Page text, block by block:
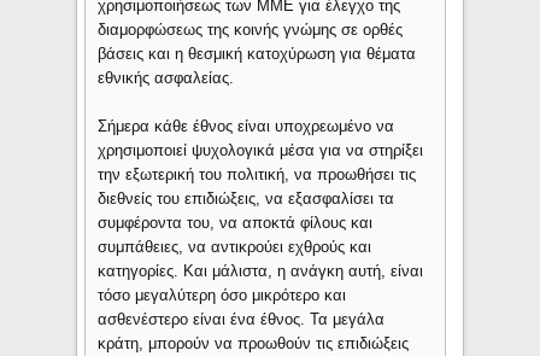
χρησιμοποιήσεως των ΜΜΕ για έλεγχο της
διαμορφώσεως της κοινής γνώμης σε ορθές
βάσεις και η θεσμική κατοχύρωση για θέματα
εθνικής ασφαλείας.
Σήμερα κάθε έθνος είναι υποχρεωμένο να
χρησιμοποιεί ψυχολογικά μέσα για να στηρίξει
την εξωτερική του πολιτική, να προωθήσει τις
διεθνείς του επιδιώξεις, να εξασφαλίσει τα
συμφέροντα του, να αποκτά φίλους και
συμπάθειες, να αντικρούει εχθρούς και
κατηγορίες. Και μάλιστα, η ανάγκη αυτή, είναι
τόσο μεγαλύτερη όσο μικρότερο και
ασθενέστερο είναι ένα έθνος. Τα μεγάλα
κράτη, μπορούν να προωθούν τις επιδιώξεις